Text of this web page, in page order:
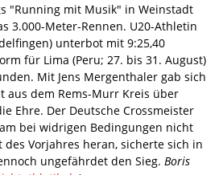
"Running mit Musik" in Weinstadt
3.000-Meter-Rennen. U20-Athletin
unterbot mit 9:25,40
für Lima (Peru; 27. bis 31. August)
Mit Jens Mergenthaler gab sich
aus dem Rems-Murr Kreis über
Ehre. Der Deutsche Crossmeister
bei widrigen Bedingungen nicht
des Vorjahres heran, sicherte sich in
ungefährdet den Sieg. Boris